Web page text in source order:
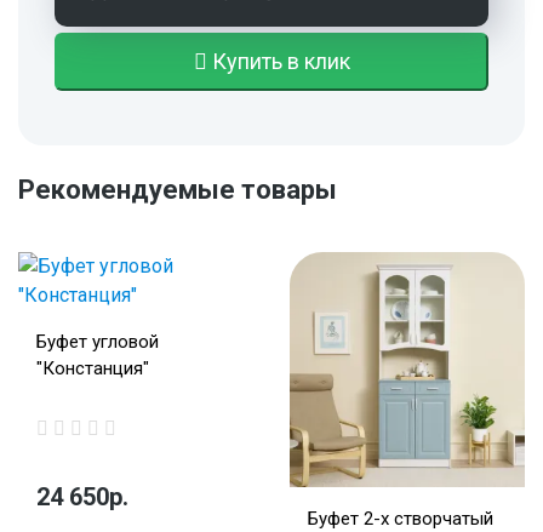
Купить в клик
Рекомендуемые товары
Буфет угловой
"Констанция"
24 650р.
Буфет 2-х створчатый